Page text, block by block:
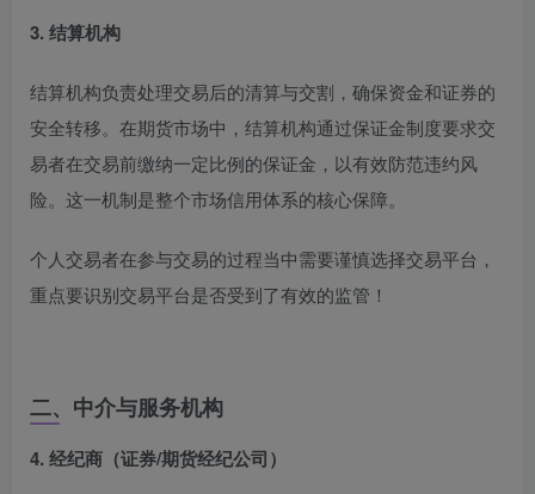
3. 结算机构
结算机构负责处理交易后的清算与交割，确保资金和证券的
安全转移。在期货市场中，结算机构通过保证金制度要求交
易者在交易前缴纳一定比例的保证金，以有效防范违约风
险。这一机制是整个市场信用体系的核心保障。
个人交易者在参与交易的过程当中需要谨慎选择交易平台，
重点要识别交易平台是否受到了有效的监管！
二、中介与服务机构
4. 经纪商（证券/期货经纪公司）